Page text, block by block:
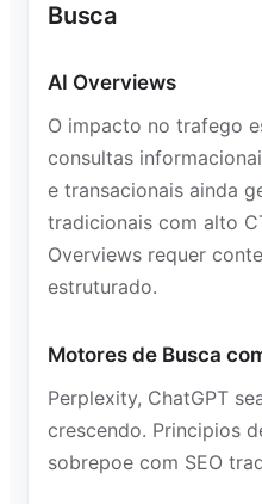
Busca
AI Overviews
O impacto no trafego
consultas
e transacionais ainda
tradicionais com alto
Overviews requer
estruturado.
Motores de Busca
Perplexity, ChatGPT
crescendo. Principios
sobrepoe com SEO